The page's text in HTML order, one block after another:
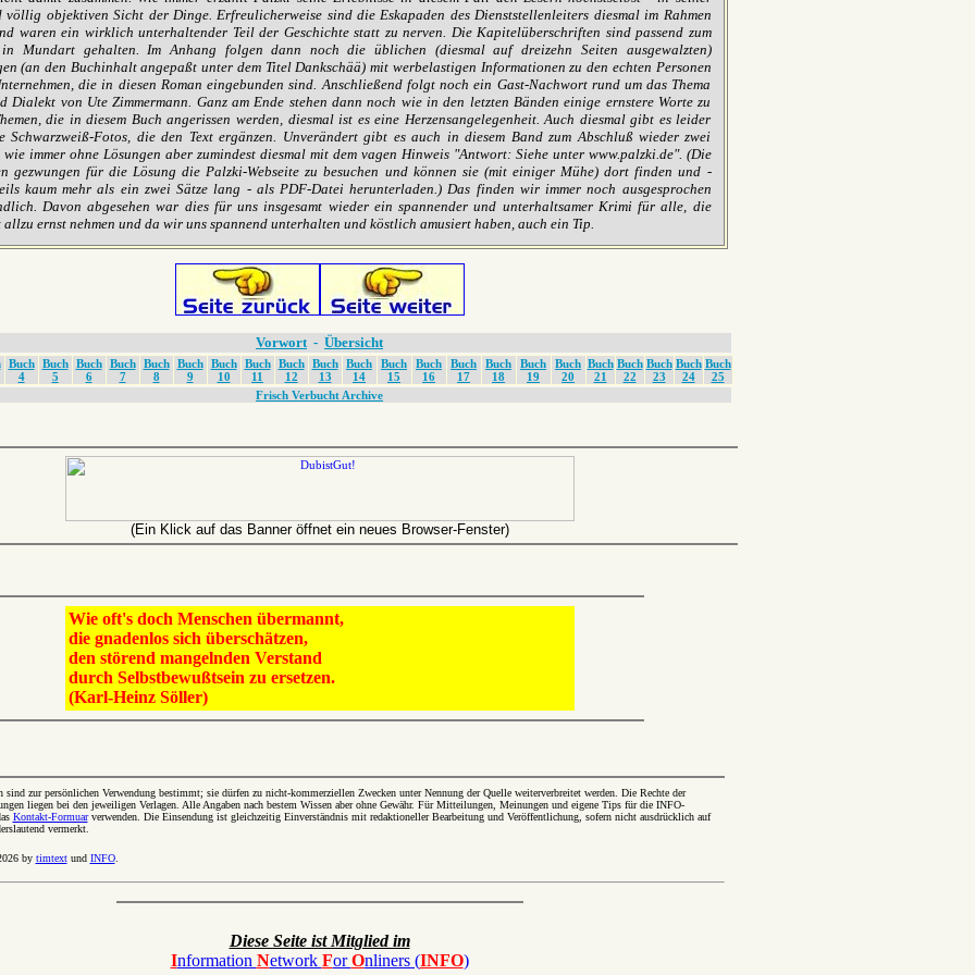
völlig objektiven Sicht der Dinge. Erfreulicherweise sind die Eskapaden des Dienststellenleiters diesmal im Rahmen
waren ein wirklich unterhaltender Teil der Geschichte statt zu nerven. Die Kapitelüberschriften sind passend zum
Mundart gehalten. Im Anhang folgen dann noch die üblichen (diesmal auf dreizehn Seiten ausgewalzten)
(an den Buchinhalt angepaßt unter dem Titel Dankschää) mit werbelastigen Informationen zu den echten Personen
die in diesen Roman eingebunden sind. Anschließend folgt noch ein Gast-Nachwort rund um das Thema
Dialekt von Ute Zimmermann. Ganz am Ende stehen dann noch wie in den letzten Bänden einige ernstere Worte zu
die in diesem Buch angerissen werden, diesmal ist es eine Herzensangelegenheit. Auch diesmal gibt es leider
Schwarzweiß-Fotos, die den Text ergänzen. Unverändert gibt es auch in diesem Band zum Abschluß wieder zwei
immer ohne Lösungen aber zumindest diesmal mit dem vagen Hinweis "Antwort: Siehe unter www.palzki.de". (Die
gezwungen für die Lösung die Palzki-Webseite zu besuchen und können sie (mit einiger Mühe) dort finden und -
kaum mehr als ein zwei Sätze lang - als PDF-Datei herunterladen.) Das finden wir immer noch ausgesprochen
Davon abgesehen war dies für uns insgesamt wieder ein spannender und unterhaltsamer Krimi für alle, die
ernst nehmen und da wir uns spannend unterhalten und köstlich amusiert haben, auch ein Tip.
Vorwort - Übersicht
Buch
4
Buch
5
Buch
6
Buch
7
Buch
8
Buch
9
Buch
10
Buch
11
Buch
12
Buch
13
Buch
14
Buch
15
Buch
16
Buch
17
Buch
18
Buch
19
Buch
20
Buch
21
Buch
22
Buch
23
Buch
24
Buch
25
Frisch Verbucht Archive
(Ein Klick auf das Banner öffnet ein neues Browser-Fenster)
Wie oft's doch Menschen übermannt,
die gnadenlos sich überschätzen,
den störend mangelnden Verstand
durch Selbstbewußtsein zu ersetzen.
(Karl-Heinz Söller)
sind zur persönlichen Verwendung bestimmt; sie dürfen zu nicht-kommerziellen Zwecken unter Nennung der Quelle weiterverbreitet werden. Die Rechte der
liegen bei den jeweiligen Verlagen. Alle Angaben nach bestem Wissen aber ohne Gewähr. Für Mitteilungen, Meinungen und eigene Tips für die INFO-
Kontakt-Formuarverwenden. Die Einsendung ist gleichzeitig Einverständnis mit redaktioneller Bearbeitung und Veröffentlichung, sofern nicht ausdrücklich auf
vermerkt.
by timtextund INFO.
Diese Seite ist Mitglied im
Information Network ForOnliners (INFO)